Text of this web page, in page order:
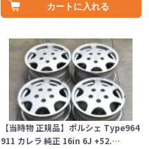
カートに入れる
【当時物 正規品】ポルシェ Type964
911 カレラ 純正 16in 6J +52.…